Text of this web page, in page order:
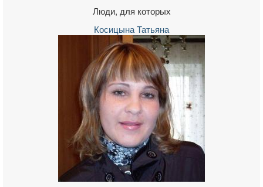
Люди, для которых
Косицына Татьяна